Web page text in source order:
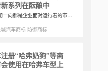
系列在酝酿中
新商标的注册一向都是企业面对运行着的市场最有力的回应方式，因为市场在不断变化，所以企业就要适应市场的变化也开始新的征程。这么多年来的经验，这一点长城汽车是一定知道的。作为一个中国的汽车品牌，其主要生产SUV、轿车、皮卡及新能源汽车等车型。
城汽车商标 防御商标
册“哈弗奶狗”等商
使用在哈弗车型上